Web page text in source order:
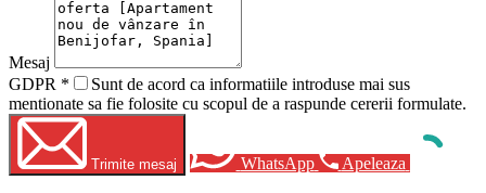
Mesaj
GDPR *
Sunt de acord ca informatiile introduse mai sus
mentionate sa fie folosite cu scopul de a raspunde cererii formulate.
Trimite mesaj WhatsApp Apeleaza